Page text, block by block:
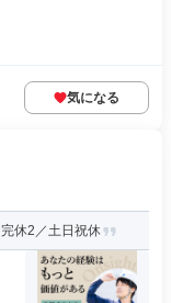
気になる
休2／土日祝休